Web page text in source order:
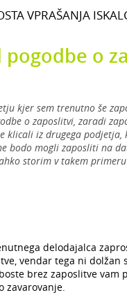
VPRAŠANJA
pogodbe o
kjer sem trenutno še
o zaposlitvi, zaradi
klicali iz drugega podjetja,
bodo mogli zaposliti na
storim v takem
delodajalca
vendar tega ni dolžan
brez zaposlitve vam
zavarovanje.